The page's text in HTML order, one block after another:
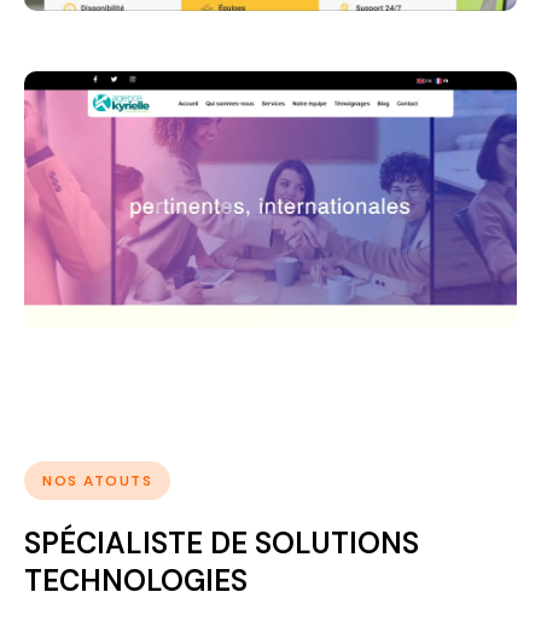
NOS ATOUTS
SPÉCIALISTE DE SOLUTIONS
TECHNOLOGIES